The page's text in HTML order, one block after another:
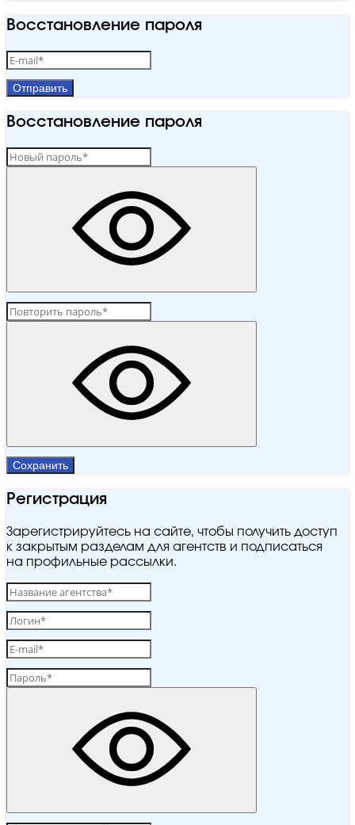
Восстановление пароля
Отправить
Восстановление пароля
Сохранить
Регистрация
Зарегистрируйтесь на сайте, чтобы получить доступ
к закрытым разделам для агентств и подписаться
на профильные рассылки.